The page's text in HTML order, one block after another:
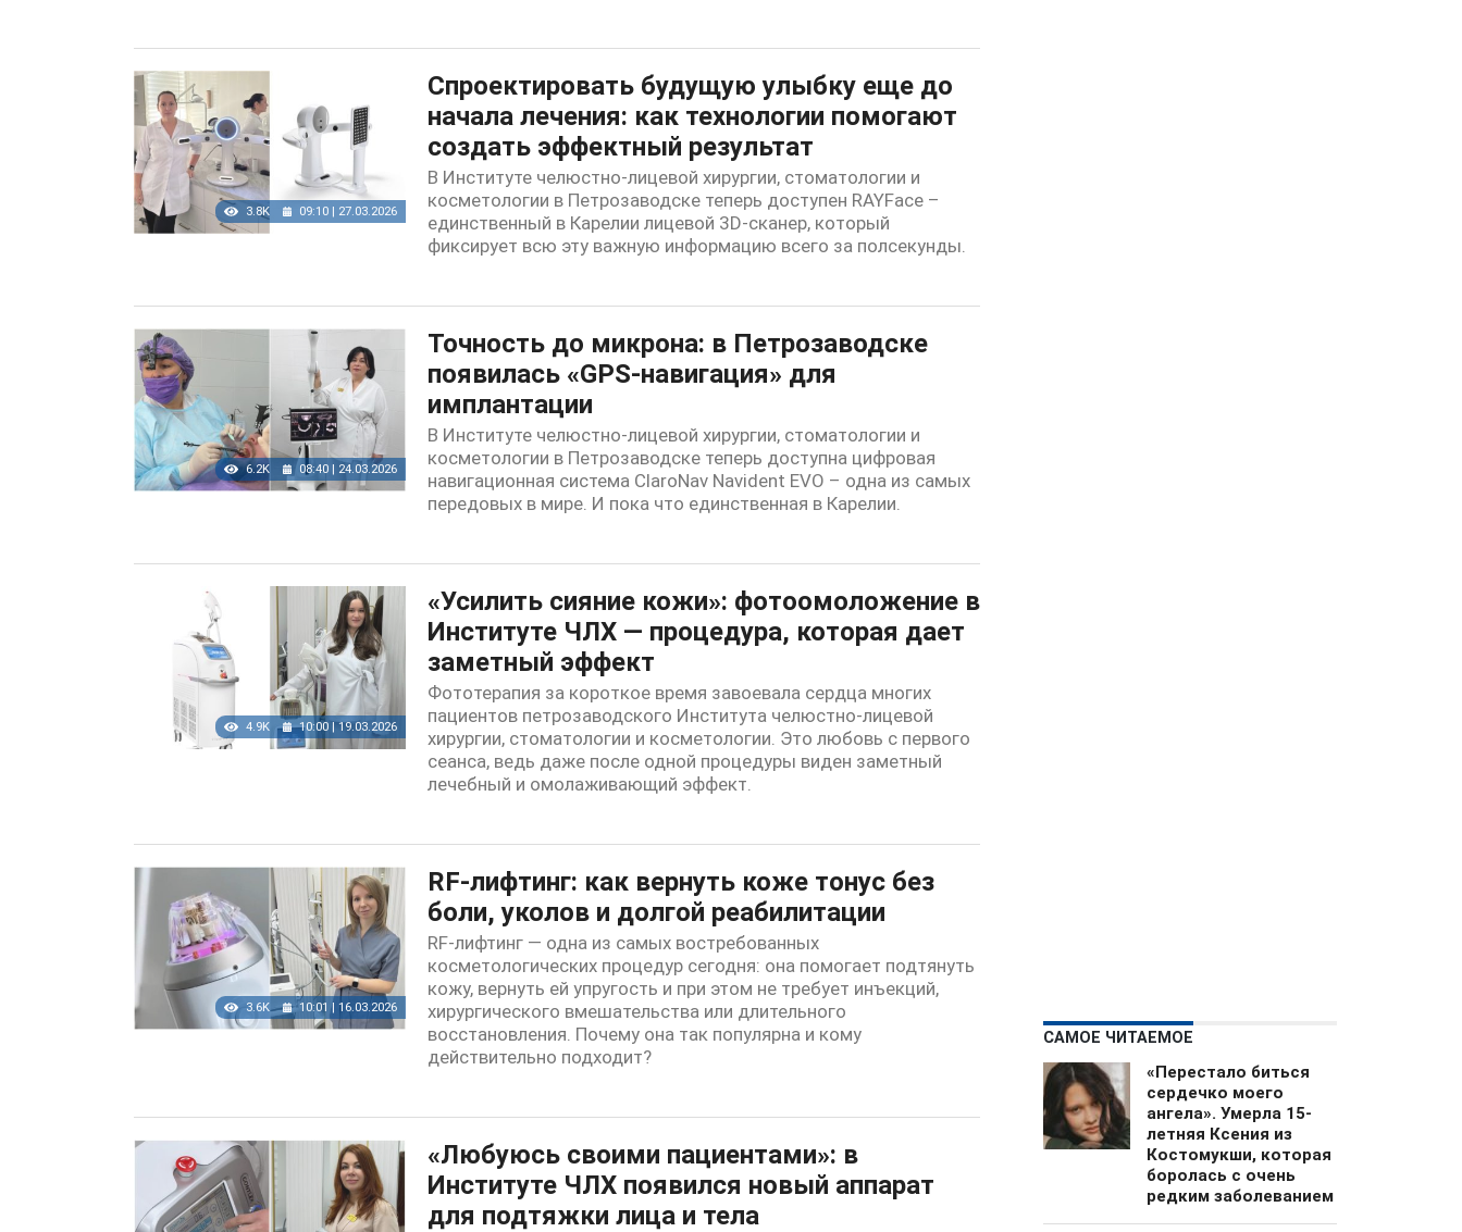
3.8K 09:10 | 27.03.2026
Спроектировать будущую улыбку еще до
начала лечения: как технологии помогают
создать эффектный результат
В Институте челюстно-лицевой хирургии, стоматологии и
косметологии в Петрозаводске теперь доступен RAYFace –
единственный в Карелии лицевой 3D-сканер, который
фиксирует всю эту важную информацию всего за полсекунды.
6.2K 08:40 | 24.03.2026
Точность до микрона: в Петрозаводске
появилась «GPS-навигация» для
имплантации
В Институте челюстно-лицевой хирургии, стоматологии и
косметологии в Петрозаводске теперь доступна цифровая
навигационная система ClaroNav Navident EVO – одна из самых
передовых в мире. И пока что единственная в Карелии.
4.9K 10:00 | 19.03.2026
«Усилить сияние кожи»: фотоомоложение в
Институте ЧЛХ — процедура, которая дает
заметный эффект
Фототерапия за короткое время завоевала сердца многих
пациентов петрозаводского Института челюстно-лицевой
хирургии, стоматологии и косметологии. Это любовь с первого
сеанса, ведь даже после одной процедуры виден заметный
лечебный и омолаживающий эффект.
3.6K 10:01 | 16.03.2026
RF-лифтинг: как вернуть коже тонус без
боли, уколов и долгой реабилитации
RF-лифтинг — одна из самых востребованных
косметологических процедур сегодня: она помогает подтянуть
кожу, вернуть ей упругость и при этом не требует инъекций,
хирургического вмешательства или длительного
восстановления. Почему она так популярна и кому
действительно подходит?
«Любуюсь своими пациентами»: в
Институте ЧЛХ появился новый аппарат
для подтяжки лица и тела
САМОЕ ЧИТАЕМОЕ
«Перестало биться
сердечко моего
ангела». Умерла 15-
летняя Ксения из
Костомукши, которая
боролась с очень
редким заболеванием